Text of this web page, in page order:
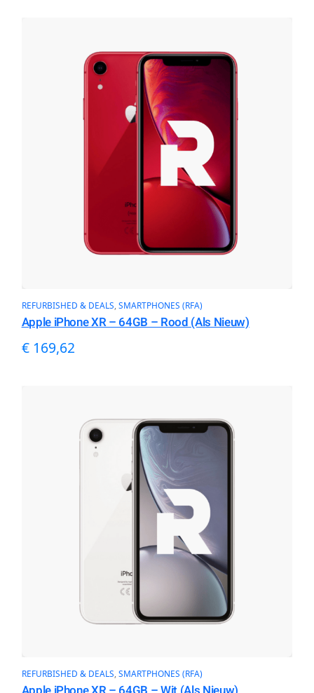
REFURBISHED & DEALS SMARTPHONES (RFA)
Apple iPhone XR – 64GB – Rood (Als Nieuw)
€169,62
REFURBISHED & DEALS, SMARTPHONES (RFA)